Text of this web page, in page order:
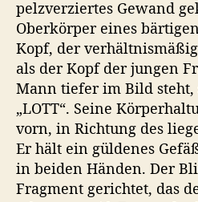
pelzverziertes Gewand
Oberkörper eines
Kopf, der
als der Kopf der jungen
Mann tiefer im Bild
„LOTT“. Seine
vorn, in Richtung des
Er hält ein güldenes
in beiden Händen. Der
Fragment gerichtet, das